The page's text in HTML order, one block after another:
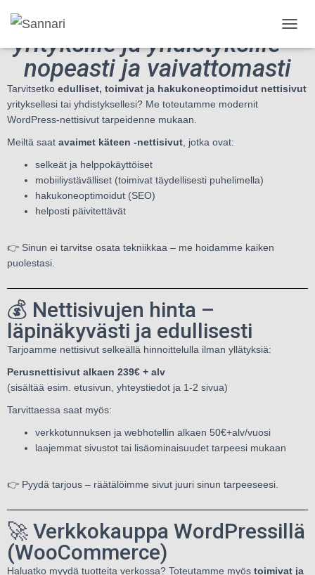
A
V
G
I
Edulliset nettisivut
yrityksille ja yhdistyksille –
nopeasti ja vaivattomasti
Tarvitsetko edulliset, toimivat ja hakukoneoptimoidut nettisivut
yrityksellesi tai yhdistyksellesi? Me toteutamme modernit
WordPress-nettisivut tarpeidenne mukaan.
Meiltä saat avaimet käteen -nettisivut , jotka ovat:
selkeät ja helppokäyttöiset
mobiiliystävälliset (toimivat täydellisesti puhelimella)
hakukoneoptimoidut (SEO)
helposti päivitettävät
👉 Sinun ei tarvitse osata tekniikkaa – me hoidamme kaiken
puolestasi.
💰 Nettisivujen hinta –
läpinäkyvästi ja edullisesti
Tarjoamme nettisivut selkeällä hinnoittelulla ilman yllätyksiä:
Perusnettisivut alkaen 239€ + alv
(sisältää esim. etusivun, yhteystiedot ja 1-2 sivua)
Tarvittaessa saat myös:
verkkotunnuksen ja webhotellin alkaen 50€+alv/vuosi
laajemmat sivustot tai lisäominaisuudet tarpeesi mukaan
👉 Pyydä tarjous – räätälöimme sivut juuri sinun tarpeeseesi.
🚀 Verkkokauppa WordPressillä
(WooCommerce)
Haluatko myydä tuotteita verkossa? Toteutamme myös toimivat ja